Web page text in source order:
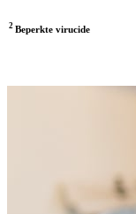
2 Beperkte virucide